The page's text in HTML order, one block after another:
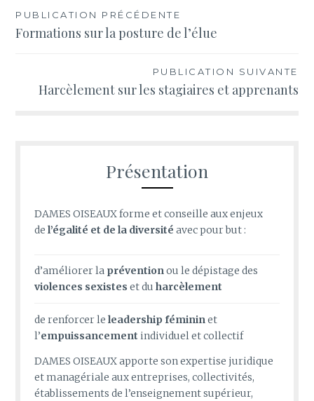
Navigation
de
PUBLICATION PRÉCÉDENTE
Formations sur la posture de l’élue
PUBLICATION SUIVANTE
Harcèlement sur les stagiaires et apprenants
Présentation
DAMES OISEAUX forme et conseille aux enjeux
del’égalité et de la diversitéavec pour but :
d’améliorer la préventionou ledépistage des
violences sexisteset du harcèlement
de renforcer le leadership féminin et
l’empuissancement individuelet collectif
DAMES OISEAUX apporte son expertise juridique
et managériale aux entreprises, collectivités,
établissements de l’enseignement supérieur,